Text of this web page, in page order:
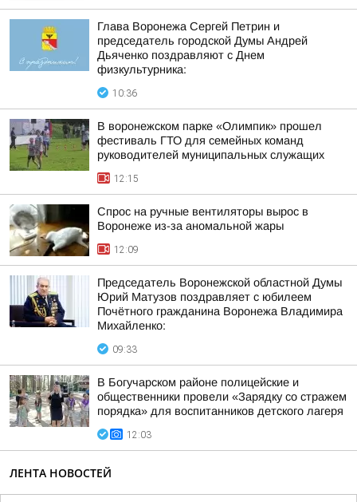
Глава Воронежа Сергей Петрин и
председатель городской Думы Андрей
Дьяченко поздравляют с Днем
физкультурника:
10:36
В воронежском парке «Олимпик» прошел
фестиваль ГТО для семейных команд
руководителей муниципальных служащих
12:15
Спрос на ручные вентиляторы вырос в
Воронеже из-за аномальной жары
12:09
Председатель Воронежской областной Думы
Юрий Матузов поздравляет с юбилеем
Почётного гражданина Воронежа Владимира
Михайленко:
09:33
В Богучарском районе полицейские и
общественники провели «Зарядку со стражем
порядка» для воспитанников детского лагеря
12:03
ЛЕНТА НОВОСТЕЙ